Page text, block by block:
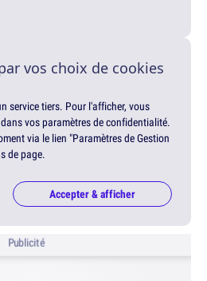
vos choix de cookies
service tiers. Pour l'afficher, vous
vos paramètres de confidentialité.
via le lien "Paramètres de Gestion
de page.
Accepter & afficher
Publicité